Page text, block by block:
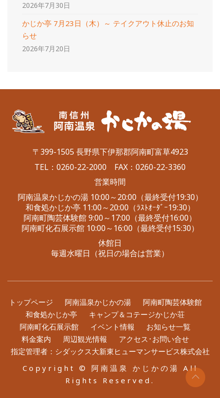
2026年7月30日
かじか亭 7月23日（木）～ テイクアウト休止のお知
らせ
2026年7月20日
〒399-1505 長野県下伊那郡阿南町富草4923
TEL： 0260-22-2000 FAX：0260-22-3360
営業時間
阿南温泉かじかの湯 10:00～20:00（最終受付19:30）
和食処かじか亭 11:00～20:00（ﾗｽﾄｵｰﾀﾞｰ19:30）
阿南町陶芸体験館 9:00～17:00（最終受付16:00）
阿南町化石展示館 10:00～16:00（最終受付15:30）
休館日
毎週水曜日（祝日の場合は営業）
トップページ 阿南温泉かじかの湯
阿南町陶芸体験館
和食処かじか亭
キャンプ＆コテージかじか荘
阿南町化石展示館
イベント情報
お知らせ一覧
料金案内
周辺観光情報
アクセス･お問い合せ
指定管理者： シダックス大新東ヒューマンサービス株式会社
Copyright © 阿南温泉 かじかの湯 All
Rights Reserved.